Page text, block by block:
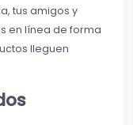
tus amigos y
en línea de forma
lleguen